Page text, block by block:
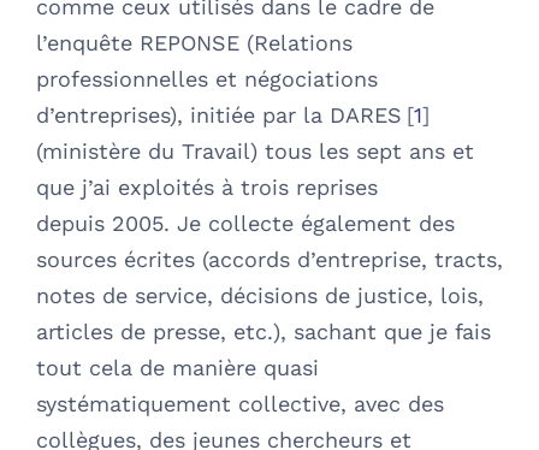
comme ceux utilisés dans le cadre de
l’enquête REPONSE (Relations
professionnelles et négociations
d’entreprises), initiée par la DARES 1
(ministère du Travail) tous les sept ans et
que j’ai exploités à trois reprises
depuis 2005. Je collecte également des
sources écrites (accords d’entreprise, tracts,
notes de service, décisions de justice, lois,
articles de presse, etc.), sachant que je fais
tout cela de manière quasi
systématiquement collective, avec des
collègues, des jeunes chercheurs et